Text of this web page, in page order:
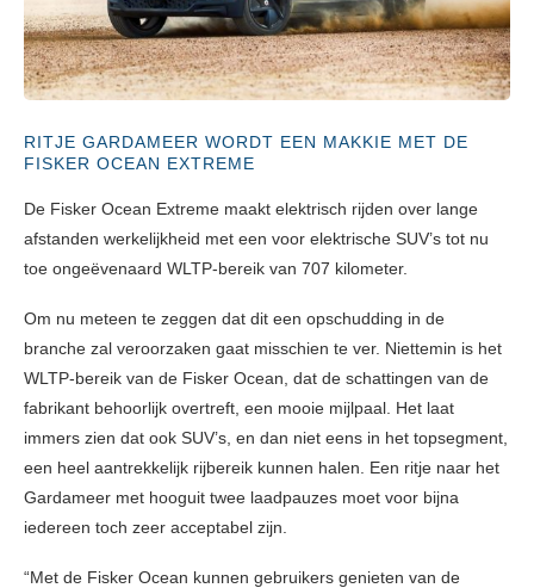
RITJE GARDAMEER WORDT EEN MAKKIE MET DE
FISKER OCEAN EXTREME
De Fisker Ocean Extreme maakt elektrisch rijden over lange
afstanden werkelijkheid met een voor elektrische SUV’s tot nu
toe ongeëvenaard WLTP-bereik van 707 kilometer.
Om nu meteen te zeggen dat dit een opschudding in de
branche zal veroorzaken gaat misschien te ver. Niettemin is het
WLTP-bereik van de Fisker Ocean, dat de schattingen van de
fabrikant behoorlijk overtreft, een mooie mijlpaal. Het laat
immers zien dat ook SUV’s, en dan niet eens in het topsegment,
een heel aantrekkelijk rijbereik kunnen halen. Een ritje naar het
Gardameer met hooguit twee laadpauzes moet voor bijna
iedereen toch zeer acceptabel zijn.
“Met de Fisker Ocean kunnen gebruikers genieten van de